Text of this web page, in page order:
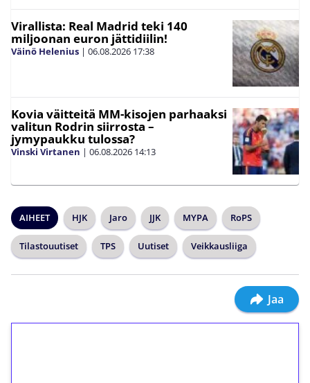
Virallista: Real Madrid teki 140
miljoonan euron jättidiilin!
Väinö Helenius | 06.08.2026 17:38
Kovia väitteitä MM-kisojen parhaaksi
valitun Rodrin siirrosta –
jymypaukku tulossa?
Vinski Virtanen | 06.08.2026 14:13
AIHEET HJK Jaro JJK MYPA RoPS
Tilastouutiset TPS Uutiset Veikkausliiga
Jaa